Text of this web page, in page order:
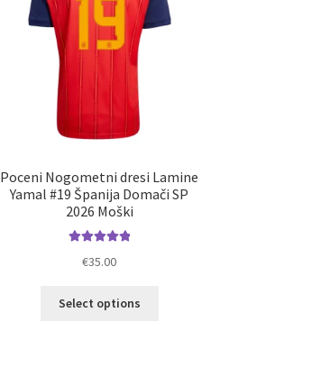
strani
Poceni Nogometni dresi Lamine
Yamal #19 Španija Domači SP
2026 Moški
5.00od 5
€35.00
Select options